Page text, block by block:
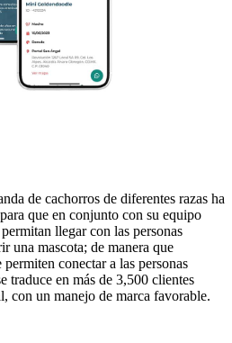
de cachorros de diferentes razas ha
que en conjunto con su equipo
llegar con las personas
una mascota; de manera que
conectar a las personas
traduce en más de 3,500 clientes
con un manejo de marca favorable.